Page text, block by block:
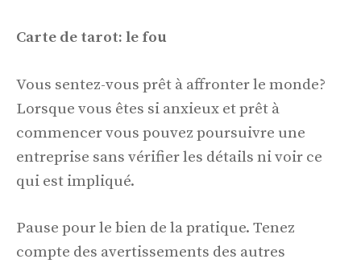
Carte de tarot: le fou
Vous sentez-vous prêt à affronter le monde?
Lorsque vous êtes si anxieux et prêt à
commencer vous pouvez poursuivre une
entreprise sans vérifier les détails ni voir ce
qui est impliqué.
Pause pour le bien de la pratique. Tenez
compte des avertissements des autres